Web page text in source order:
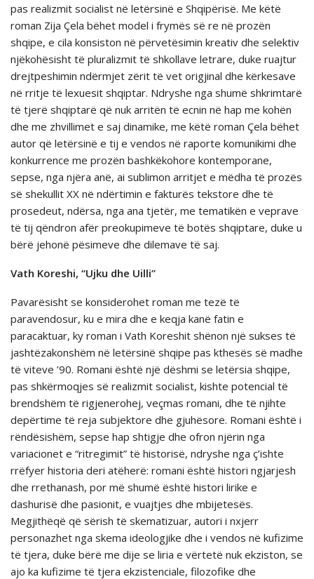
pas realizmit socialist në letërsinë e Shqipërisë. Me këtë
roman Zija Çela bëhet model i frymës së re në prozën
shqipe, e cila konsiston në përvetësimin kreativ dhe selektiv
njëkohësisht të pluralizmit të shkollave letrare, duke ruajtur
drejtpeshimin ndërmjet zërit të vet origjinal dhe kërkesave
në rritje të lexuesit shqiptar. Ndryshe nga shumë shkrimtarë
të tjerë shqiptarë që nuk arritën të ecnin në hap me kohën
dhe me zhvillimet e saj dinamike, me këtë roman Çela bëhet
autor që letërsinë e tij e vendos në raporte komunikimi dhe
konkurrence me prozën bashkëkohore kontemporane,
sepse, nga njëra anë, ai sublimon arritjet e mëdha të prozës
së shekullit XX në ndërtimin e fakturës tekstore dhe të
prosedeut, ndërsa, nga ana tjetër, me tematikën e veprave
të tij qëndron afër preokupimeve të botës shqiptare, duke u
bërë jehonë pësimeve dhe dilemave të saj.
Vath Koreshi, “Ujku dhe Uilli”
Pavarësisht se konsiderohet roman me tezë të
paravendosur, ku e mira dhe e keqja kanë fatin e
paracaktuar, ky roman i Vath Koreshit shënon një sukses të
jashtëzakonshëm në letërsinë shqipe pas kthesës së madhe
të viteve ’90. Romani është një dëshmi se letërsia shqipe,
pas shkërmoqjes së realizmit socialist, kishte potencial të
brendshëm të rigjenerohej, veçmas romani, dhe të njihte
depërtime të reja subjektore dhe gjuhësore. Romani është i
rëndësishëm, sepse hap shtigje dhe ofron njërin nga
variacionet e “ritregimit” të historisë, ndryshe nga ç’ishte
rrëfyer historia deri atëherë: romani është histori ngjarjesh
dhe rrethanash, por më shumë është histori lirike e
dashurisë dhe pasionit, e vuajtjes dhe mbijetesës.
Megjithëqë që sërish të skematizuar, autori i nxjerr
personazhet nga skema ideologjike dhe i vendos në kufizime
të tjera, duke bërë me dije se liria e vërtetë nuk ekziston, se
ajo ka kufizime të tjera ekzistenciale, filozofike dhe